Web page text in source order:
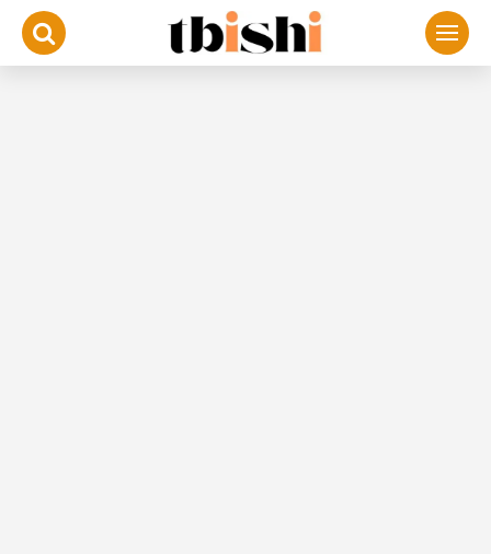
التجاوز
المحتوى